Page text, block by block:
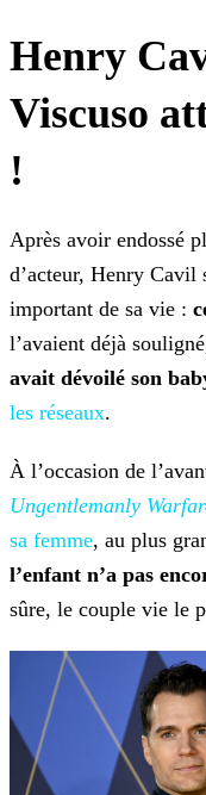
Henry
Viscuso
!
Après avoir endossé
d’acteur, Henry Cavil
important de sa vie :
l’avaient déjà
avait dévoilé son
les réseaux.
À l’occasion de
Ungentlemanly
sa femme, au plus
l’enfant n’a pas
sûre, le couple vie le